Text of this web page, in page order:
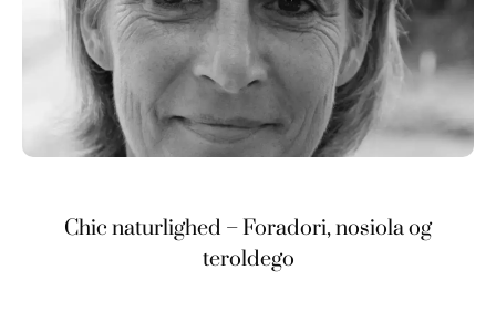
Chic naturlighed – Foradori, nosiola og
teroldego